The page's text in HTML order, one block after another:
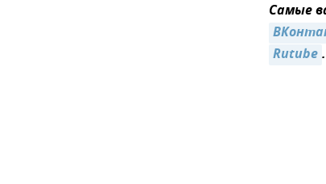
Самые
Rutube.